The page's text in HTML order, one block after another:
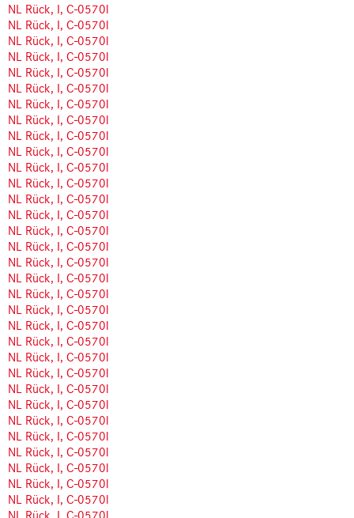
NL Rück, I, C-0570l
NL Rück, I, C-0570l
NL Rück, I, C-0570l
NL Rück, I, C-0570l
NL Rück, I, C-0570l
NL Rück, I, C-0570l
NL Rück, I, C-0570l
NL Rück, I, C-0570l
NL Rück, I, C-0570l
NL Rück, I, C-0570l
NL Rück, I, C-0570l
NL Rück, I, C-0570l
NL Rück, I, C-0570l
NL Rück, I, C-0570l
NL Rück, I, C-0570l
NL Rück, I, C-0570l
NL Rück, I, C-0570l
NL Rück, I, C-0570l
NL Rück, I, C-0570l
NL Rück, I, C-0570l
NL Rück, I, C-0570l
NL Rück, I, C-0570l
NL Rück, I, C-0570l
NL Rück, I, C-0570l
NL Rück, I, C-0570l
NL Rück, I, C-0570l
NL Rück, I, C-0570l
NL Rück, I, C-0570l
NL Rück, I, C-0570l
NL Rück, I, C-0570l
NL Rück, I, C-0570l
NL Rück, I, C-0570l